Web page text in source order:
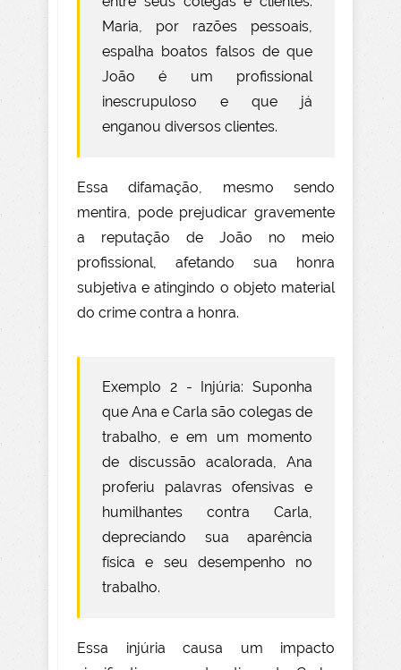
Maria, por razões pessoais,
espalha boatos falsos de que
João é um profissional
inescrupuloso e que já
enganou diversos clientes.
Essa difamação, mesmo sendo
mentira, pode prejudicar gravemente
a reputação de João no meio
profissional, afetando sua honra
subjetiva e atingindo o objeto material
do crime contra a honra.
Exemplo 2 - Injúria: Suponha
que Ana e Carla são colegas de
trabalho, e em um momento
de discussão acalorada, Ana
proferiu palavras ofensivas e
humilhantes contra Carla,
depreciando sua aparência
física e seu desempenho no
trabalho.
Essa injúria causa um impacto